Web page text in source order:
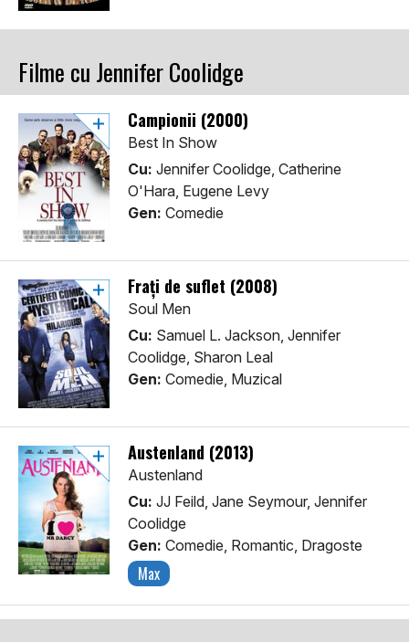
Filme cu Jennifer Coolidge
Campionii (2000)
Best In Show
Cu: Jennifer Coolidge, Catherine
O'Hara, Eugene Levy
Gen: Comedie
Frați de suflet (2008)
Soul Men
Cu: Samuel L. Jackson, Jennifer
Coolidge, Sharon Leal
Gen: Comedie, Muzical
Austenland (2013)
Austenland
Cu: JJ Feild, Jane Seymour, Jennifer
Coolidge
Gen: Comedie, Romantic, Dragoste
Max